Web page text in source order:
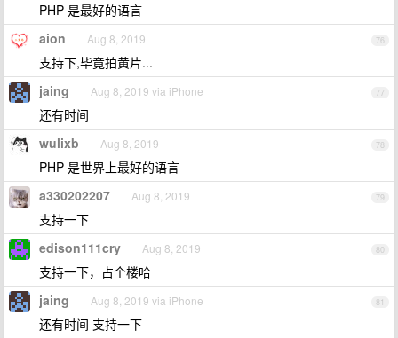
PHP 是最好的语言
76
aion Aug 8, 2019
支持下,毕竟拍黄片...
77
jaing Aug 8, 2019 via iPhone
还有时间
78
wulixb Aug 8, 2019
PHP 是世界上最好的语言
79
a330202207 Aug 8, 2019
支持一下
80
edison111cry Aug 8, 2019
支持一下，占个楼哈
81
jaing Aug 8, 2019 via iPhone
还有时间 支持一下